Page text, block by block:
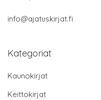
info@ajatuskirjat.fi
Kategoriat
Kaunokirjat
Keittokirjat